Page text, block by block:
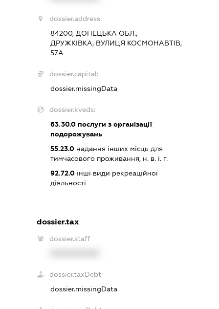
dossier.address:
84200, ДОНЕЦЬКА ОБЛ.,
ДРУЖКІВКА, ВУЛИЦЯ КОСМОНАВТІВ,
57А
dossier.capital:
dossier.missingData
dossier.kveds:
63.30.0 послуги з організації
подорожувань
55.23.0 надання інших місць для
тимчасового проживання, н. в. і. г.
92.72.0 інші види рекреаційної
діяльності
dossier.tax
dossier.staff
dossier.taxDebt
dossier.missingData